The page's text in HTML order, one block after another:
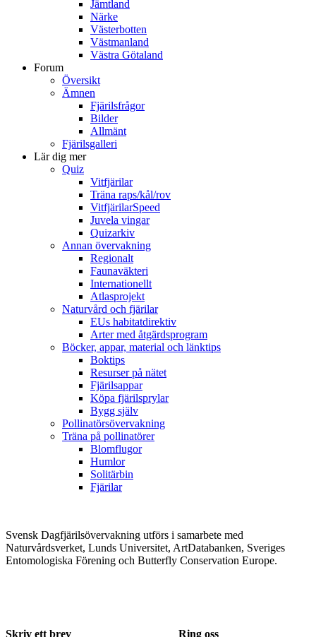
Jämtland
Närke
Västerbotten
Västmanland
Västra Götaland
Forum
Översikt
Ämnen
Fjärilsfrågor
Bilder
Allmänt
Fjärilsgalleri
Lär dig mer
Quiz
Vitfjärilar
Träna raps/kål/rov
VitfjärilarSpeed
Juvela vingar
Quizarkiv
Annan övervakning
Regionalt
Faunaväkteri
Internationellt
Atlasprojekt
Naturvård och fjärilar
EUs habitatdirektiv
Arter med åtgärdsprogram
Böcker, appar, material och länktips
Boktips
Resurser på nätet
Fjärilsappar
Köpa fjärilsprylar
Bygg själv
Pollinatörsövervakning
Träna på pollinatörer
Blomflugor
Humlor
Solitärbin
Fjärilar
Svensk Dagfjärilsövervakning utförs i samarbete med
Naturvårdsverket, Lunds Universitet, ArtDatabanken, Sveriges
Entomologiska Förening och Butterfly Conservation Europe.
Skriv ett brev Ring oss